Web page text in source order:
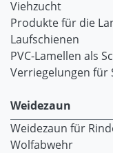
Viehzucht
Produkte für die
Laufschienen
PVC-Lamellen als
Verriegelungen für
Weidezaun
Weidezaun für
Wolfabwehr